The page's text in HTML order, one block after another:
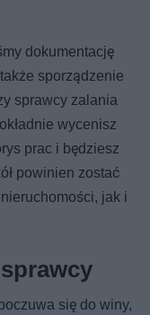
dokumentację
sporządzenie
sprawcy zalania
wycenisz
prac i będziesz
powinien zostać
jak i
się do winy,